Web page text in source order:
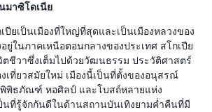
มาซิโดเนีย
ปียเป็นเมืองที่ใหญ่ที่สุดและเป็นเมืองหลวงของ
ยู่ในภาคเหนือตอนกลางของประเทศ สโกเปีย
ตชีวาซึ่งเต็มไปด้วยวัฒนธรรม ประวัติศาสตร์
เที่ยวสมัยใหม่ เมืองนี้เป็นที่ตั้งของอนุสรณ์
พิธภัณฑ์ หอศิลป์ และโบสถ์หลายแห่ง
นที่รู้จักกันดีในด้านสถานบันเทิงยามค่ำคืนที่มี